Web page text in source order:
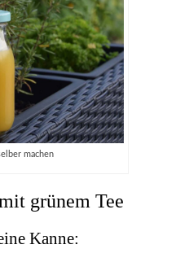
machen
grünem Tee
Kanne: